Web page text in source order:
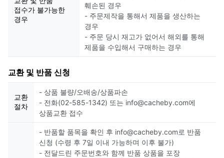
접수가 불가능한
경우
훼손된 경우
- 주문제작을 통해서 제품을 생산하는
경우
- 주문 당시 재고가 없어서 해외를 통해
제품을 수입해서 구매하는 경우
교환 및 반품 신청
교환
절차
- 상품 불량/오배송/상품파손
- 전화(02-585-1342) 또는 info@cacheby.com에
상품교환 접수
- 반품할 품목을 확인 후 info@cacheby.com로 반품
신청 (수령 후 7일 이내 가능하며 이후 불가)
- 전달드린 주문번호와 함께 반품 상품을 포장